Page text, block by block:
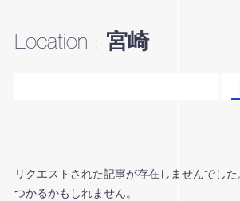
Location : 宮崎
リクエストされた記事が存在しませんでし
つかるかもしれません。